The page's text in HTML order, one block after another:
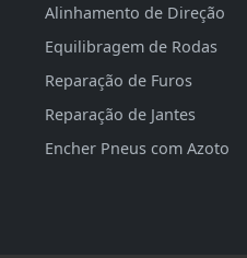
Alinhamento de Direção
Equilibragem de Rodas
Reparação de Furos
Reparação de Jantes
Encher Pneus com Azoto